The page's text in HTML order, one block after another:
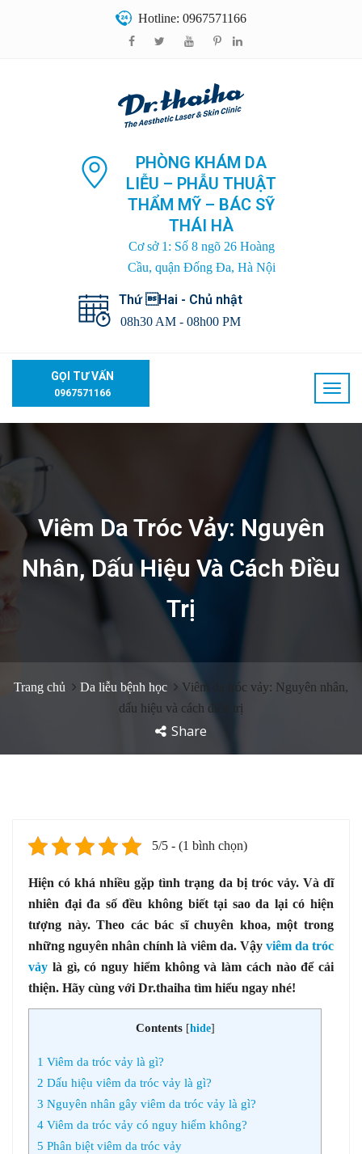
Hotline: 0967571166
PHÒNG KHÁM DA
LIỄU – PHẪU THUẬT
THẨM MỸ – BÁC SỸ
THÁI HÀ
Cơ sở 1: Số 8 ngõ 26 Hoàng
Cầu, quận Đống Đa, Hà Nội
Thứ Hai - Chủ nhật
08h30 AM - 08h00 PM
GỌI TƯ VẤN
0967571166
Viêm Da Tróc Vảy: Nguyên
Nhân, Dấu Hiệu Và Cách Điều
Trị
Trang chủ Da liễu bệnh học
Viêm da tróc vảy: Nguyên nhân,
dấu hiệu và cách điều trị
Share
5/5 - (1 bình chọn)
Hiện có khá nhiều gặp tình trạng da bị tróc vảy. Và dĩ
nhiên đại đa số đều không biết tại sao da lại có hiện
tượng này. Theo các bác sĩ chuyên khoa, một trong
những nguyên nhân chính là viêm da. Vậy viêm da tróc
vảy là gì, có nguy hiểm không và làm cách nào để cải
thiện. Hãy cùng với Dr.thaiha tìm hiểu ngay nhé!
Contents [hide]
1 Viêm da tróc vảy là gì?
2 Dấu hiệu viêm da tróc vảy là gì?
3 Nguyên nhân gây viêm da tróc vảy là gì?
4 Viêm da tróc vảy có nguy hiểm không?
5 Phân biệt viêm da tróc vảy